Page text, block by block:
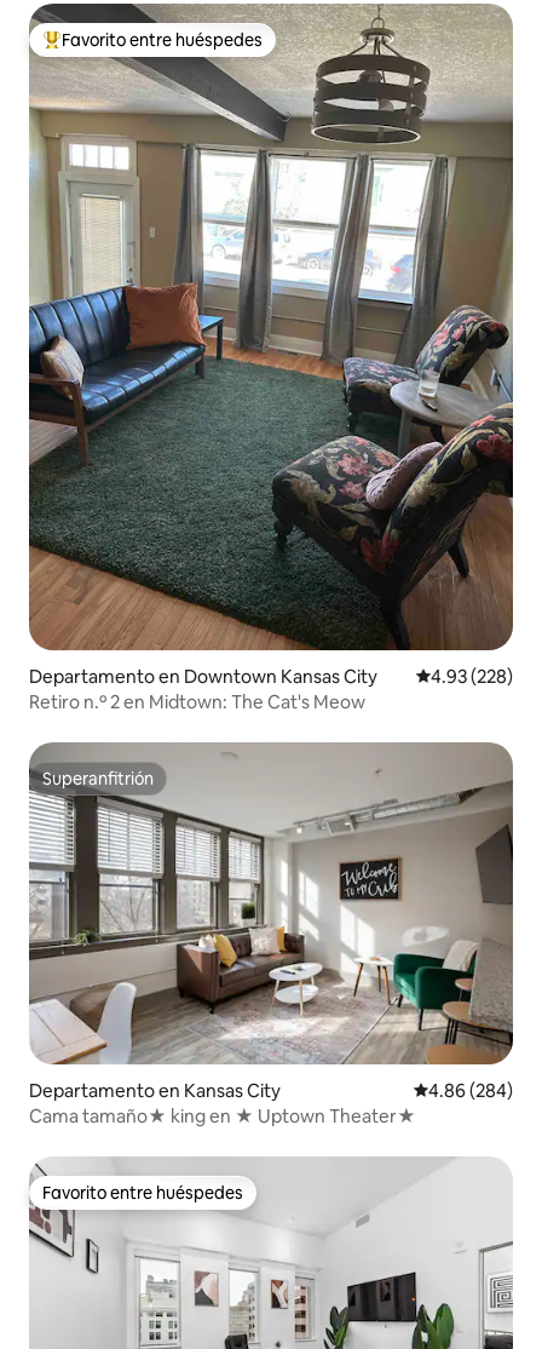
De los mejores en Favorito entre huéspedes
Favorito entre huéspedes
Departamento en Downtown Kansas City Calificación
4.93 (228)
Retiro n.º 2 en Midtown: The Cat's Meow
Superanfitrión
Superanfitrión
Departamento en Kansas City Calificación
4.86 (284)
Cama tamaño★ king en ★ Uptown Theater★
Favorito entre huéspedes
Favorito entre huéspedes